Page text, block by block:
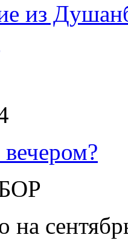
из
на